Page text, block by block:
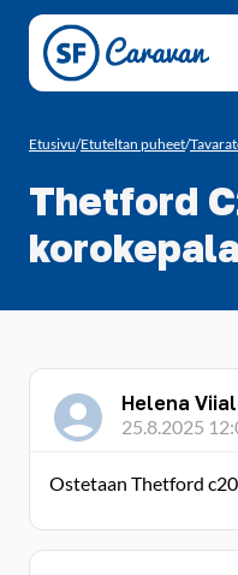
Siirry sivun sisältöön
Etusivu/Etuteltan puheet/
Thetford
korokepala
Helena
25.8.2025
Ostetaan Thetford